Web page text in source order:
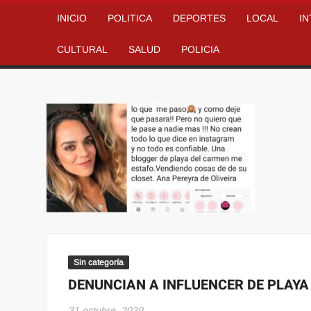
INICIO POLITICA DEPORTES LOCAL
CULTURAL SALUD POLICIA
Sin categoría
DENUNCIAN A INFLUENCER DE